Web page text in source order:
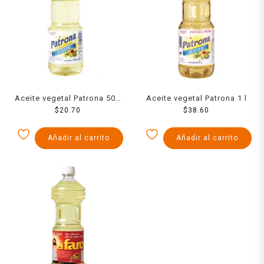
Aceite vegetal Patrona 500
ml
$ 20.70
Añadir al carrito
Aceite vegetal Patrona 1 l
$ 38.60
Añadir al carrito